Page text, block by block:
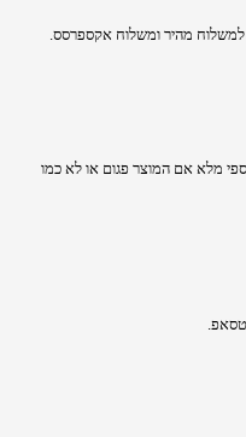
מהיר​ ומשלוח אקספרסס.
מלא אם המוצר פגום או לא כמו